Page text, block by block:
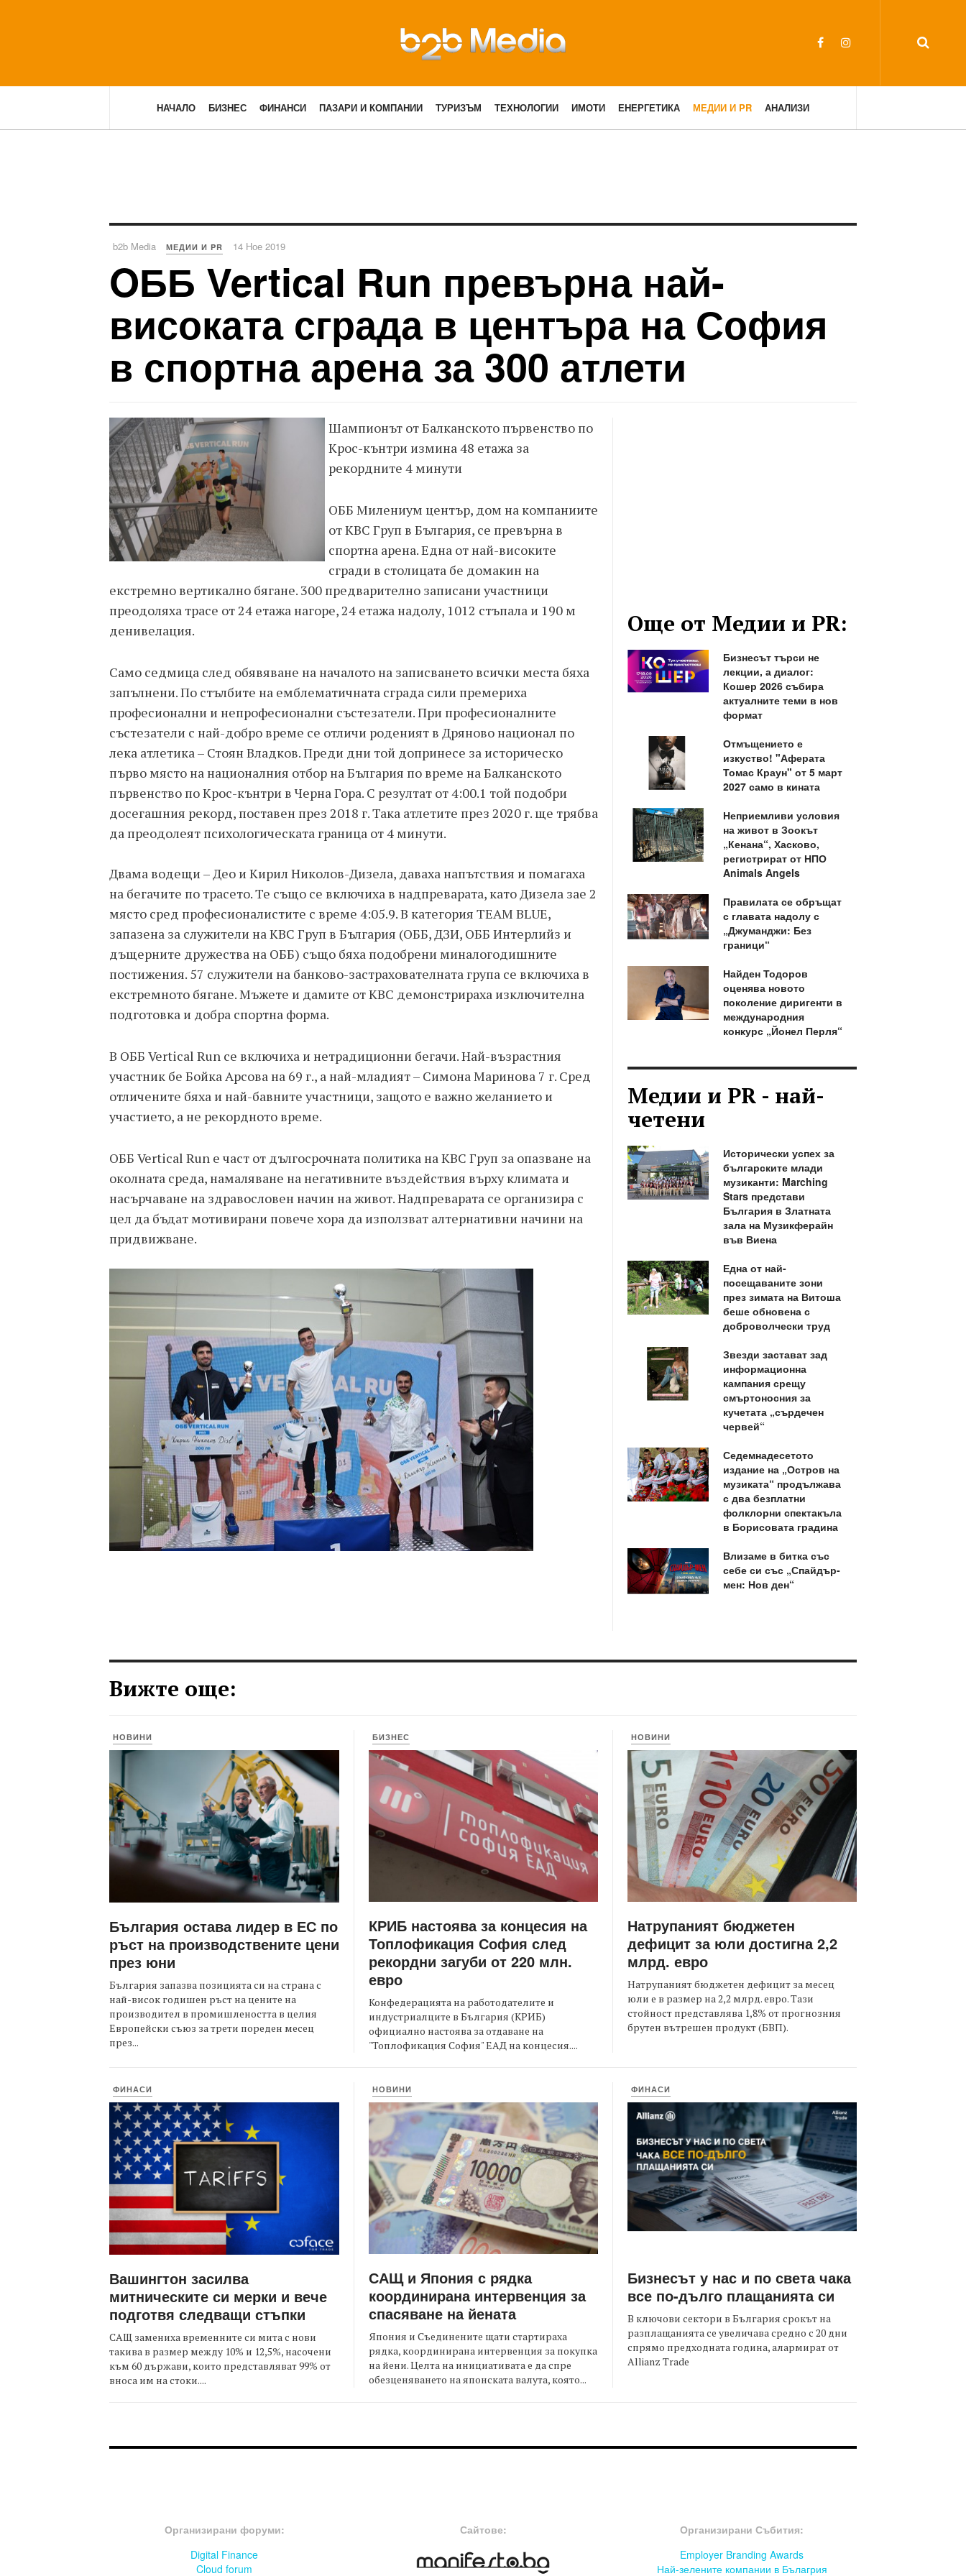
НАЧАЛО БИЗНЕС ФИНАНСИ ПАЗАРИ И КОМПАНИИ ТУРИЗЪМ ТЕХНОЛОГИИ ИМОТИ ЕНЕРГЕТИКА МЕДИИ И PR АНАЛИЗИ
b2b Media МЕДИИ И PR 14 Ное 2019
OББ Vertical Run превърна най-
високата сграда в центъра на София
в спортна арена за 300 атлети
Шампионът от Балканското първенство по
Крос-кънтри измина 48 етажа за
рекордните 4 минути
ОББ Милениум център, дом на компаниите
от КВС Груп в България, се превърна в
спортна арена. Една от най-високите
сгради в столицата бе домакин на
екстремно вертикално бягане. 300 предварително записани участници
преодоляха трасе от 24 етажа нагоре, 24 етажа надолу, 1012 стъпала и 190 м
денивелация.
Само седмица след обявяване на началото на записването всички места бяха
запълнени. По стълбите на емблематичната сграда сили премериха
професионални и непрофесионални състезатели. При професионалните
състезатели с най-добро време се отличи роденият в Дряново национал по
лека атлетика – Стоян Владков. Преди дни той допринесе за историческо
първо място на националния отбор на България по време на Балканското
първенство по Крос-кънтри в Черна Гора. С резултат от 4:00.1 той подобри
досегашния рекорд, поставен през 2018 г. Така атлетите през 2020 г. ще трябва
да преодолеят психологическата граница от 4 минути.
Двама водещи – Део и Кирил Николов-Дизела, даваха напътствия и помагаха
на бегачите по трасето. Те също се включиха в надпреварата, като Дизела зае 2
място сред професионалистите с време 4:05.9. В категория TEAM BLUE,
запазена за служители на KBC Груп в България (ОББ, ДЗИ, ОББ Интерлийз и
дъщерните дружества на ОББ) също бяха подобрени миналогодишните
постижения. 57 служители на банково-застрахователната група се включиха в
екстремното бягане. Мъжете и дамите от KBC демонстрираха изключителна
подготовка и добра спортна форма.
В OББ Vertical Run се включиха и нетрадиционни бегачи. Най-възрастния
участник бе Бойка Арсова на 69 г., а най-младият – Симона Маринова 7 г. Сред
отличените бяха и най-бавните участници, защото е важно желанието и
участието, а не рекордното време.
OББ Vertical Run е част от дългосрочната политика на KBC Груп за опазване на
околната среда, намаляване на негативните въздействия върху климата и
насърчаване на здравословен начин на живот. Надпреварата се организира с
цел да бъдат мотивирани повече хора да използват алтернативни начини на
придвижване.
Още от Медии и PR:
Бизнесът търси не
лекции, а диалог:
Кошер 2026 събира
актуалните теми в нов
формат
Отмъщението е
изкуство! "Аферата
Томас Краун" от 5 март
2027 само в кината
Неприемливи условия
на живот в Зоокът
„Кенана“, Хасково,
регистрират от НПО
Animals Angels
Правилата се обръщат
с главата надолу с
„Джуманджи: Без
граници“
Найден Тодоров
оценява новото
поколение диригенти в
международния
конкурс „Йонел Перля“
Медии и PR - най-
четени
Исторически успех за
българските млади
музиканти: Marching
Stars представи
България в Златната
зала на Музикферайн
във Виена
Една от най-
посещаваните зони
през зимата на Витоша
беше обновена с
доброволчески труд
Звезди застават зад
информационна
кампания срещу
смъртоносния за
кучетата „сърдечен
червей“
Седемнадесетото
издание на „Остров на
музиката“ продължава
с два безплатни
фолклорни спектакъла
в Борисовата градина
Влизаме в битка със
себе си със „Спайдър-
мен: Нов ден“
Вижте още:
НОВИНИ
България остава лидер в ЕС по
ръст на производствените цени
през юни
България запазва позицията си на страна с
най-висок годишен ръст на цените на
производител в промишлеността в целия
Европейски съюз за трети пореден месец
през...
БИЗНЕС
КРИБ настоява за концесия на
Топлофикация София след
рекордни загуби от 220 млн.
евро
Конфедерацията на работодателите и
индустриалците в България (КРИБ)
официално настоява за отдаване на
"Топлофикация София" ЕАД на концесия....
НОВИНИ
Натрупаният бюджетен
дефицит за юли достигна 2,2
млрд. евро
Натрупаният бюджетен дефицит за месец
юли е в размер на 2,2 млрд. евро. Тази
стойност представлява 1,8% от прогнозния
брутен вътрешен продукт (БВП).
ФИНАСИ
Вашингтон засилва
митническите си мерки и вече
подготвя следващи стъпки
САЩ замениха временните си мита с нови
такива в размер между 10% и 12,5%, насочени
към 60 държави, които представляват 99% от
вноса им на стоки....
НОВИНИ
САЩ и Япония с рядка
координирана интервенция за
спасяване на йената
Япония и Съединените щати стартираха
рядка, координирана интервенция за покупка
на йени. Целта на инициативата е да спре
обезценяването на японската валута, която...
ФИНАСИ
Бизнесът у нас и по света чака
все по-дълго плащанията си
В ключови сектори в България срокът на
разплащанията се увеличава средно с 20 дни
спрямо предходната година, алармират от
Allianz Trade
Организирани форуми:
Digital Finance
Cloud forum
Сайтове:
Организирани Събития:
Employer Branding Awards
Най-зелените компании в Бълагрия